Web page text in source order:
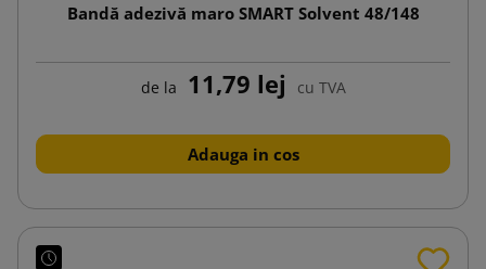
Bandă adezivă maro SMART Solvent 48/148
de la 11,79 lej cu TVA
Adauga in cos